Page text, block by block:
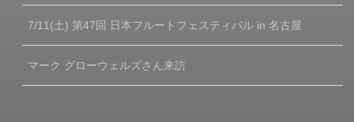
7/11(土) 第47回 日本フルートフェスティバル in 名古屋
マーク グローウェルズさん来訪